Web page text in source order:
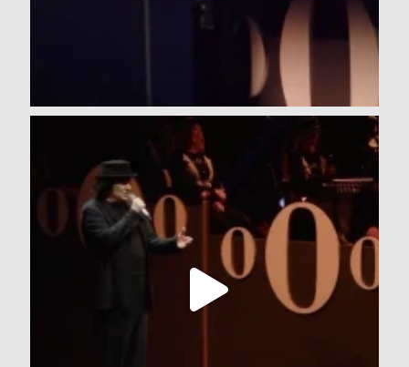
Mio padre sbirciando tra le nuvole, sarà stato